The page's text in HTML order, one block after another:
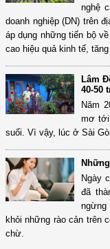
nghệ
doanh nghiệp (DN) trên
áp dụng những tiến bộ
cao hiệu quả kinh tế,
Lâm
40-50
Năm
mơ tới
suối. Vì vậy, lúc ở Sài
Ngày
đã
ngừng
khỏi những rào cản trên
chừ.